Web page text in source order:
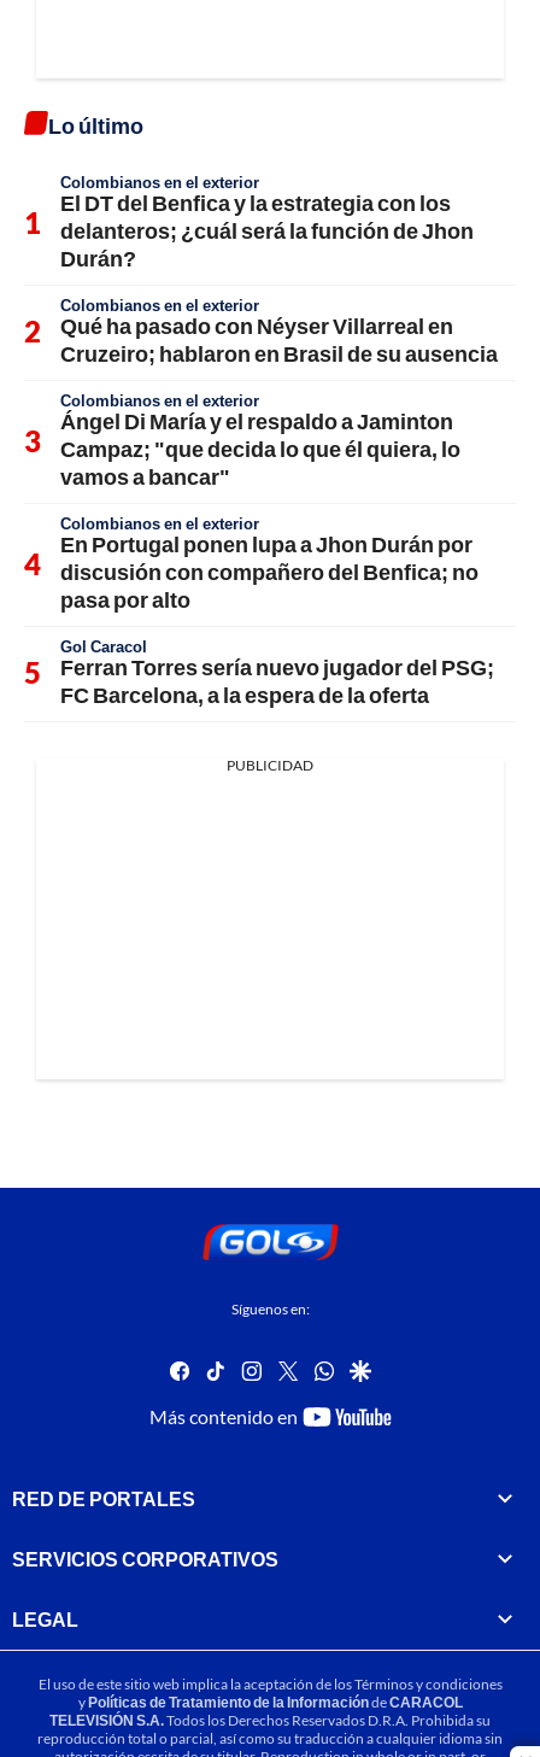
Lo último
Colombianos en el exterior
El DT del Benfica y la estrategia con los
delanteros; ¿cuál será la función de Jhon
Durán?
Colombianos en el exterior
Qué ha pasado con Néyser Villarreal en
Cruzeiro; hablaron en Brasil de su ausencia
Colombianos en el exterior
Ángel Di María y el respaldo a Jaminton
Campaz; "que decida lo que él quiera, lo
vamos a bancar"
Colombianos en el exterior
En Portugal ponen lupa a Jhon Durán por
discusión con compañero del Benfica; no
pasa por alto
Gol Caracol
Ferran Torres sería nuevo jugador del PSG;
FC Barcelona, a la espera de la oferta
PUBLICIDAD
Síguenos en:
facebook
tiktok instagram
twitterwhatsapp
google
Más contenido en
youtube-
RED DE PORTALES
SERVICIOS CORPORATIVOS
LEGAL
El uso de este sitio web implica la aceptación de losTérminos y condiciones
yPolíticas de Tratamiento de la InformacióndeCARACOL
TELEVISIÓN S.A.Todos los Derechos Reservados D.R.A. Prohibida su
reproducción total o parcial, así como su traducción a cualquier idioma sin